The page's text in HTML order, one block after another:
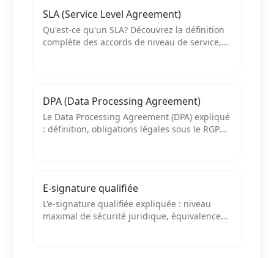
SLA (Service Level Agreement)
Qu'est-ce qu'un SLA? Découvrez la définition
complète des accords de niveau de service,
DPA (Data Processing Agreement)
Le Data Processing Agreement (DPA) expliqué
: définition, obligations légales sous le RGPD
E-signature qualifiée
L'e-signature qualifiée expliquée : niveau
maximal de sécurité juridique, équivalence